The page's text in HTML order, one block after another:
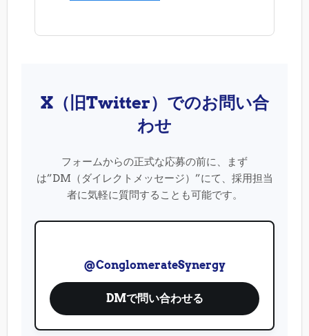
X（旧Twitter）でのお問い合
わせ
フォームからの正式な応募の前に、まず
は”DM（ダイレクトメッセージ）”にて、採用担当
者に気軽に質問することも可能です。
@ConglomerateSynergy
DMで問い合わせる